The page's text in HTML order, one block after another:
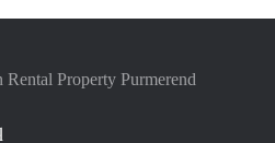
Property Purmerend